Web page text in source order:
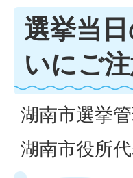
選挙当
いにご
湖南市選挙
湖南市役所